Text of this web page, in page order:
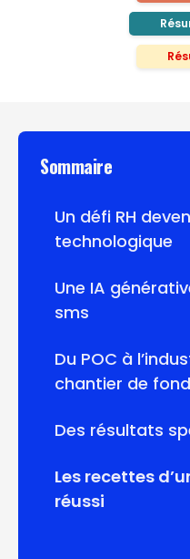
Sommaire
Un défi RH
technologique
Une IA
sms
Du POC à
chantier de fond
Des résultats
Les recettes
réussi